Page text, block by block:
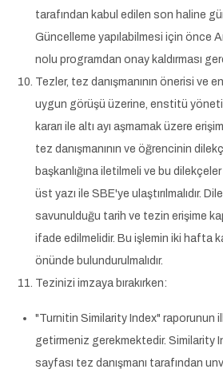
tarafından kabul edilen son haline
Güncelleme yapılabilmesi için önce
nolu programdan onay kaldırması
Tezler, tez danışmanının önerisi ve
uygun görüşü üzerine, enstitü
kararı ile altı ayı aşmamak üzere
tez danışmanının ve öğrencinin
başkanlığına iletilmeli ve bu
üst yazı ile SBE'ye ulaştırılmalıdır.
savunulduğu tarih ve tezin erişime
ifade edilmelidir. Bu işlemin iki hafta
önünde bulundurulmalıdır.
Tezinizi imzaya bırakırken:
"Turnitin Similarity Index" raporunun
getirmeniz gerekmektedir. Similarity
sayfası tez danışmanı tarafından